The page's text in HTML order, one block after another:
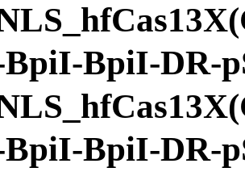
BpiI-DR-
BpiI-DR-